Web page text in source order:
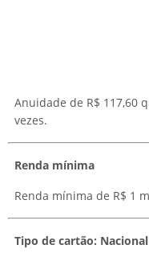
Anuidade de R$ 117,60
vezes.
Renda mínima
Renda mínima de R$ 1
Tipo de cartão: